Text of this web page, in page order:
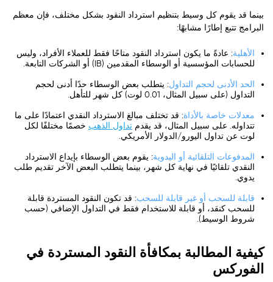
بينما قد يقوم كل وسيط بتنظيم استرداد النقود بشكل مختلف، فإن معظم
البرامج تتبع إطارًا مشابهًا:
الأهلية: عادةً ما يكون استرداد النقود متاحًا فقط للعملاء الأفراد، وليس
للحسابات المؤسسية أو الوسطاء المقدمين (IB) أو الشركات التابعة.
الحد الأدنى لحجم التداول: يتطلب بعض الوسطاء حدًا أدنى لحجم
التداول (على سبيل المثال، 0.01 لوت) كل شهر للتأهل.
معدلات خاصة بالأداة: قد تختلف مبالغ الاسترداد النقدي اعتمادًا على ما
تتداوله. على سبيل المثال، قد يقدم تداول الذهب خصمًا مختلفًا لكل
لوت عن تداول اليورو/الدولار الأمريكي.
المدفوعات التلقائية أو اليدوية: يقوم بعض الوسطاء بإيداع الاسترداد
النقدي تلقائيًا في نهاية كل شهر، بينما يتطلب البعض الآخر تقديم طلب
يدوي.
قابلة للسحب أو غير قابلة للسحب: قد تكون النقود المستردة قابلة
للسحب كنقد، أو قابلة للاستخدام فقط في التداول الإضافي (حسب
شروط الوسيط).
كيفية المطالبة بمكافأة النقود المستردة في
الفوركس